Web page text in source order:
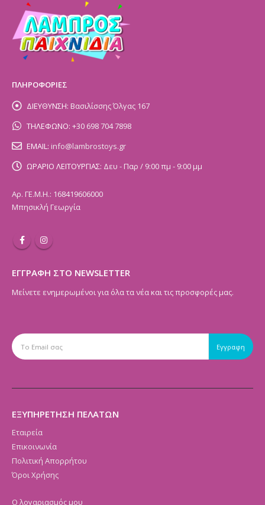
ΠΛΗΡΟΦΟΡΙΕΣ
ΔΙΕΥΘΥΝΣΗ: Βασιλίσσης Όλγας 167
ΤΗΛΕΦΩΝΟ: +30 698 704 7898
EMAIL: info@lambrostoys.gr
ΩΡΑΡΙΟ ΛΕΙΤΟΥΡΓΙΑΣ: Δευ - Παρ / 9:00 πμ - 9:00 μμ
Αρ. ΓΕ.Μ.Η.: 168419606000
Μπησικλή Γεωργία
ΕΓΓΡΑΦΗ ΣΤΟ NEWSLETTER
Μείνετε ενημερωμένοι για όλα τα νέα και τις προσφορές μας.
ΕΞΥΠΗΡΕΤΗΣΗ ΠΕΛΑΤΩΝ
Εταιρεία
Επικοινωνία
Πολιτική Απορρήτου
Όροι Χρήσης
Ο λογαριασμός μου